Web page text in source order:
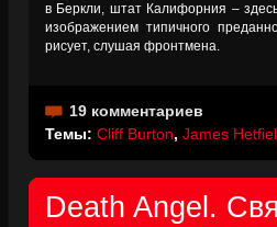
в Беркли, штат Калифорния –
изображением типичного
рисует, слушая фронтмена.
19 комментариев
Темы: Cliff Burton, James
Death Angel.